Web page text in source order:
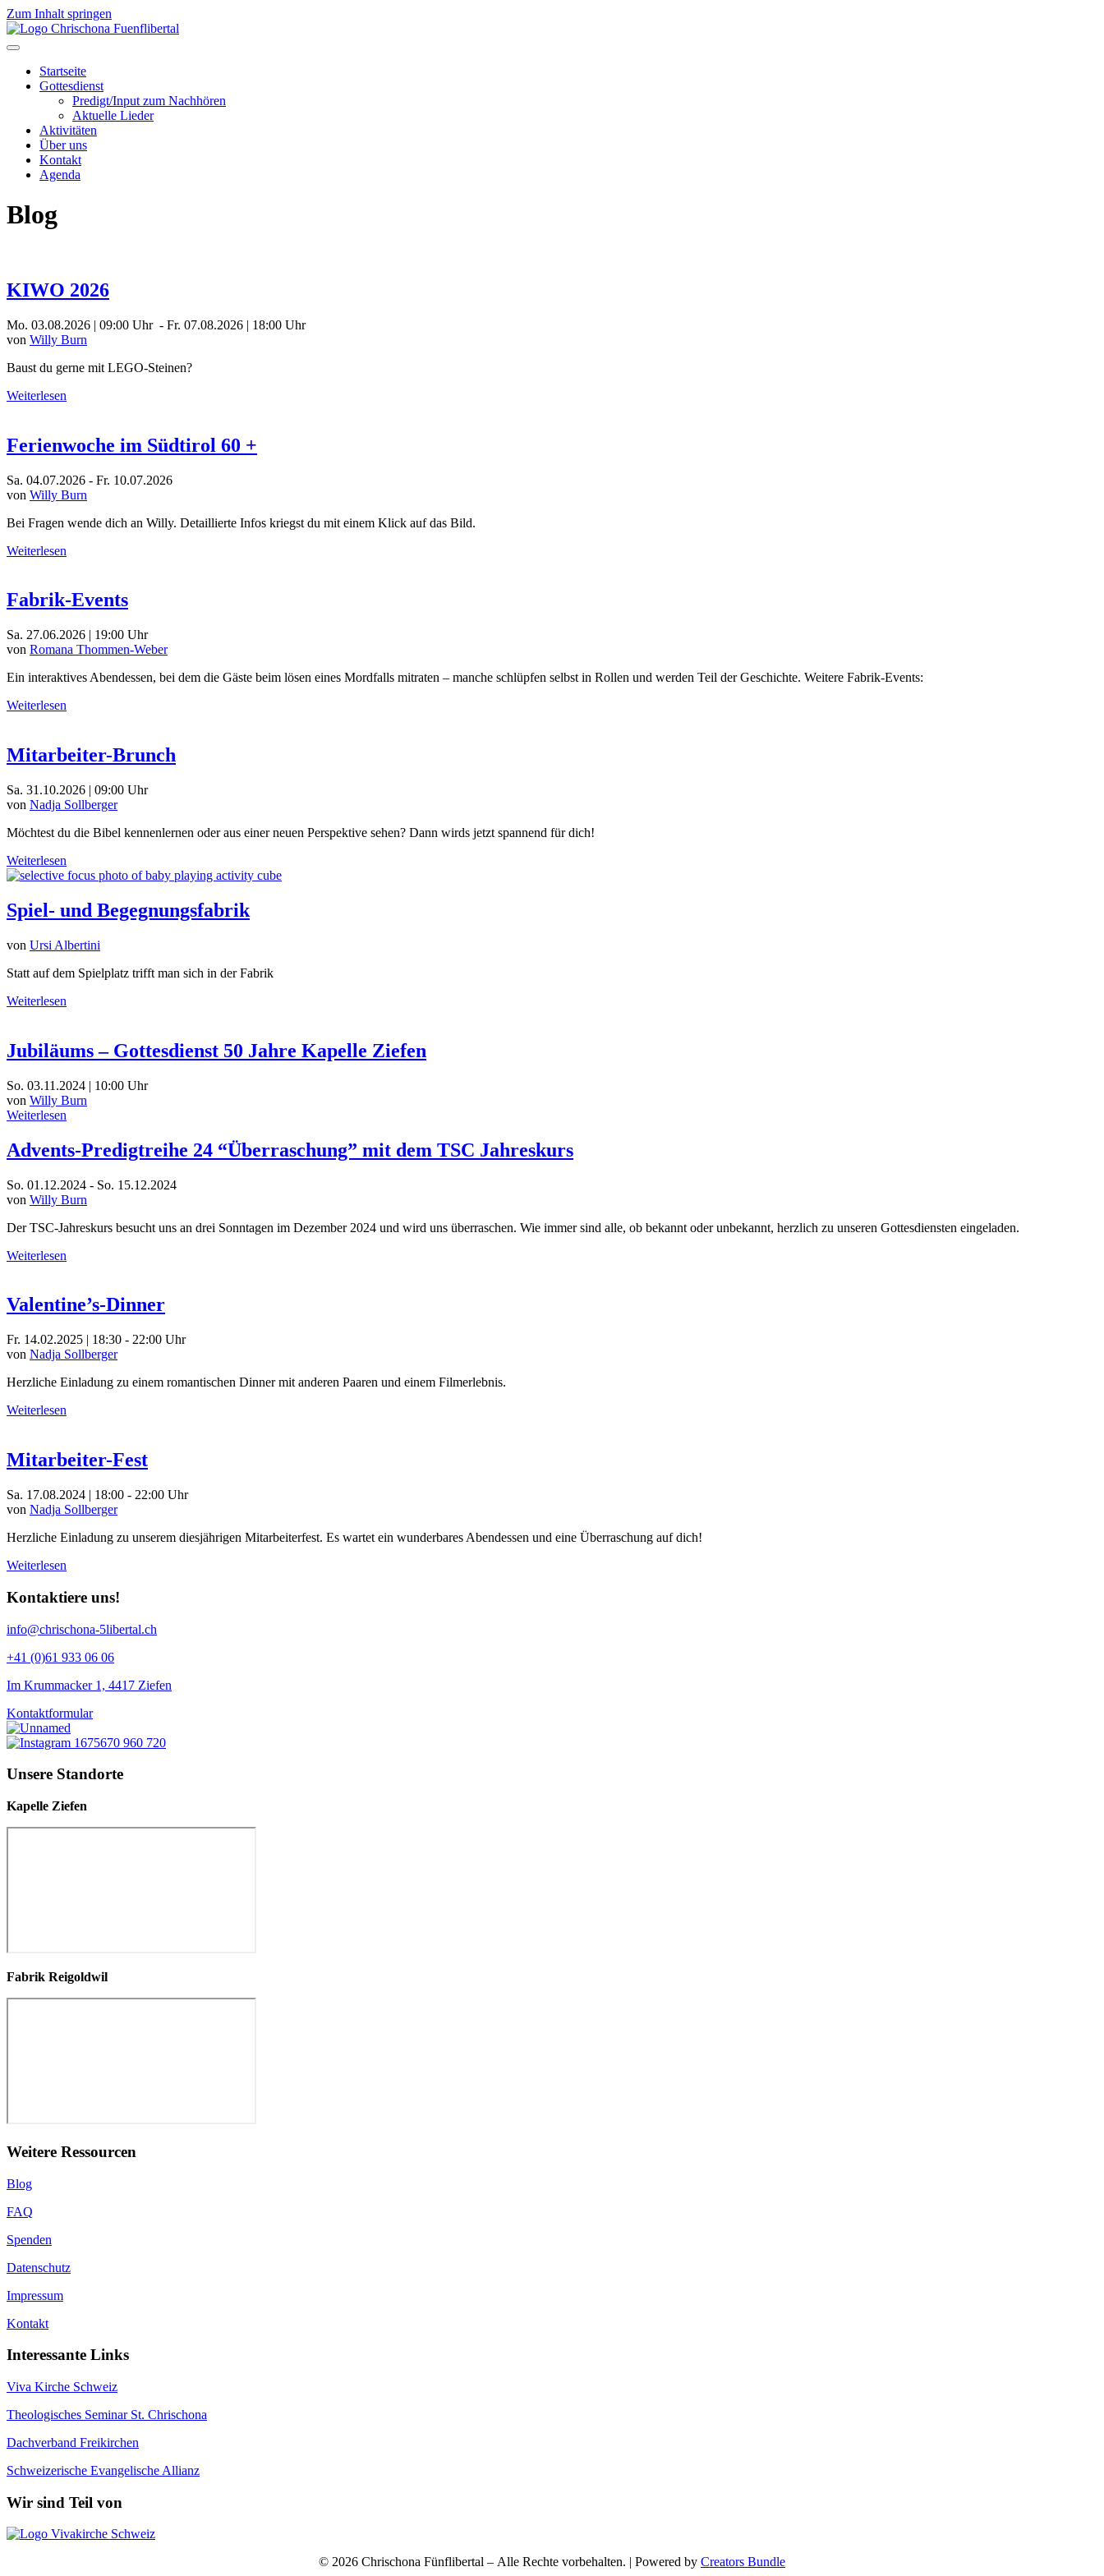
Zum Inhalt springen
Startseite
Gottesdienst
Predigt/Input zum Nachhören
Aktuelle Lieder
Aktivitäten
Über uns
Kontakt
Agenda
Blog
KIWO 2026
Mo. 03.08.2026 | 09:00 Uhr - Fr. 07.08.2026 | 18:00 Uhr
von Willy Burn
Baust du gerne mit LEGO-Steinen?
Weiterlesen
Ferienwoche im Südtirol 60 +
Sa. 04.07.2026 - Fr. 10.07.2026
von Willy Burn
Bei Fragen wende dich an Willy. Detaillierte Infos kriegst du mit einem Klick auf das Bild.
Weiterlesen
Fabrik-Events
Sa. 27.06.2026 | 19:00 Uhr
von Romana Thommen-Weber
Ein interaktives Abendessen, bei dem die Gäste beim lösen eines Mordfalls mitraten – manche schlüpfen selbst in Rollen und werden Teil der Geschichte. Weitere Fabrik-Events:
Weiterlesen
Mitarbeiter-Brunch
Sa. 31.10.2026 | 09:00 Uhr
von Nadja Sollberger
Möchtest du die Bibel kennenlernen oder aus einer neuen Perspektive sehen? Dann wirds jetzt spannend für dich!
Weiterlesen
Spiel- und Begegnungsfabrik
von Ursi Albertini
Statt auf dem Spielplatz trifft man sich in der Fabrik
Weiterlesen
Jubiläums – Gottesdienst 50 Jahre Kapelle Ziefen
So. 03.11.2024 | 10:00 Uhr
von Willy Burn
Weiterlesen
Advents-Predigtreihe 24 “Überraschung” mit dem TSC Jahreskurs
So. 01.12.2024 - So. 15.12.2024
von Willy Burn
Der TSC-Jahreskurs besucht uns an drei Sonntagen im Dezember 2024 und wird uns überraschen. Wie immer sind alle, ob bekannt oder unbekannt, herzlich zu unseren Gottesdiensten eingeladen.
Weiterlesen
Valentine’s-Dinner
Fr. 14.02.2025 | 18:30 - 22:00 Uhr
von Nadja Sollberger
Herzliche Einladung zu einem romantischen Dinner mit anderen Paaren und einem Filmerlebnis.
Weiterlesen
Mitarbeiter-Fest
Sa. 17.08.2024 | 18:00 - 22:00 Uhr
von Nadja Sollberger
Herzliche Einladung zu unserem diesjährigen Mitarbeiterfest. Es wartet ein wunderbares Abendessen und eine Überraschung auf dich!
Weiterlesen
Kontaktiere uns!
info@chrischona-5libertal.ch
+41 (0)61 933 06 06
Im Krummacker 1, 4417 Ziefen
Kontaktformular
Unsere Standorte
Kapelle Ziefen
Fabrik Reigoldwil
Weitere Ressourcen
Blog
FAQ
Spenden
Datenschutz
Impressum
Kontakt
Interessante Links
Viva Kirche Schweiz
Theologisches Seminar St. Chrischona
Dachverband Freikirchen
Schweizerische Evangelische Allianz
Wir sind Teil von
© 2026 Chrischona Fünflibertal – Alle Rechte vorbehalten. | Powered by Creators Bundle